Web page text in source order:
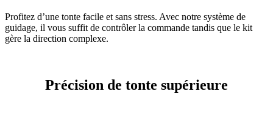
Profitez d’une tonte facile et sans stress. Avec notre système de
guidage, il vous suffit de contrôler la commande tandis que le kit
gère la direction complexe.
Précision de tonte supérieure